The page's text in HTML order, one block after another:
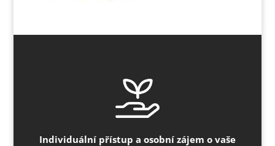
Individuální přístup a osobní zájem o vaše